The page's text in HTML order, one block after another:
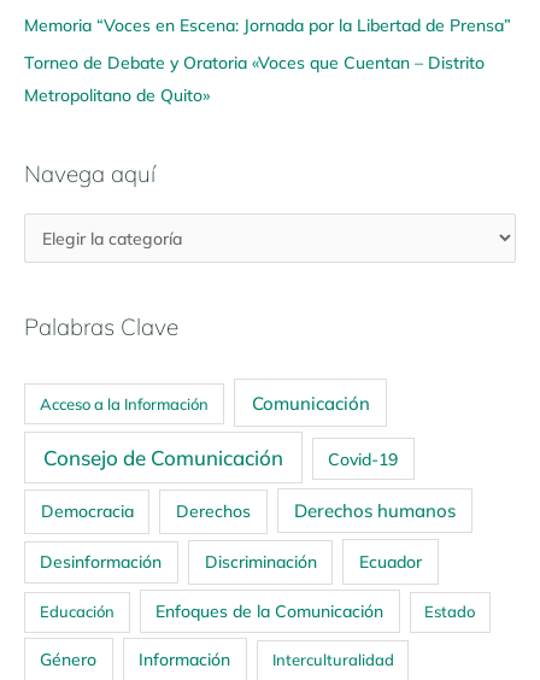
Memoria “Voces en Escena: Jornada por la Libertad de Prensa”
Torneo de Debate y Oratoria «Voces que Cuentan – Distrito
Metropolitano de Quito»
Navega aquí
Palabras Clave
Acceso a la Información Comunicación
Consejo de Comunicación Covid-19
Democracia Derechos Derechos humanos
Desinformación Discriminación Ecuador
Educación Enfoques de la Comunicación Estado
Género Información Interculturalidad